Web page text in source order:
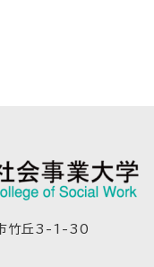
竹丘3-1-30